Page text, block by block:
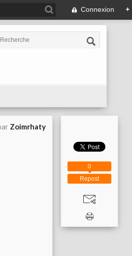
Connexion +
Zoimrhaty
Repost
0